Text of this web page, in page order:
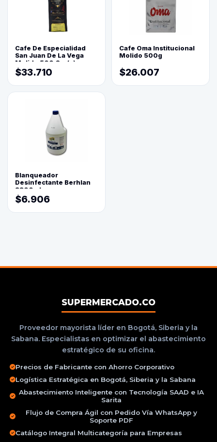
Cafe De Especialidad
San Juan De La Vega
Molido 500 Grs(=)
$33.710
Cafe Oma Institucional
Molido 500g
$26.007
Blanqueador
Desinfectante Berhlan
3800ml
$6.906
SUPERMERCADO.CO
Proveedor mayorista líder en Bogotá, Siberia y la
Sabana. Especialistas en optimizar el abastecimiento
estratégico de su oficina.
Precios de Fabricante con Ahorro Corporativo
Logística Estratégica en Bogotá, Siberia y la Sabana
Abastecimiento Inteligente con Tecnología SAAD e IA
Sarita
Flujo de Compra Ágil con Pedido Vía WhatsApp y
Soporte PDF
Catálogo Integral Multicategoría para Empresas